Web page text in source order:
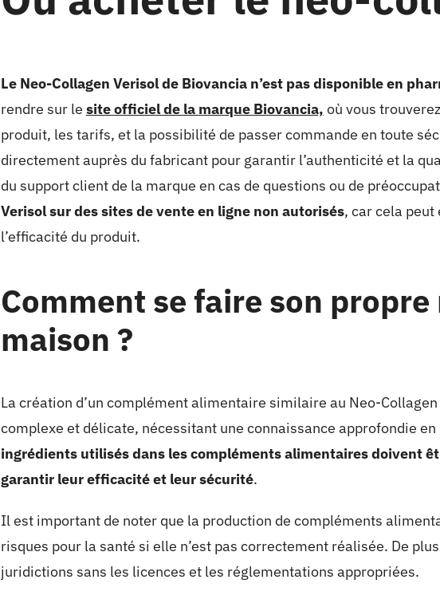
Le Neo-Collagen Verisol de Biovancia n’est pas disponible en
rendre sur le site officiel de la marque Biovancia, où vous
produit, les tarifs, et la possibilité de passer commande en toute
directement auprès du fabricant pour garantir l’authenticité et la
du support client de la marque en cas de questions ou de
Verisol sur des sites de vente en ligne non autorisés, car cela
l’efficacité du produit.
Comment se faire son
maison ?
La création d’un complément alimentaire similaire au Neo-
complexe et délicate, nécessitant une connaissance approfondie
ingrédients utilisés dans les compléments alimentaires doivent
garantir leur efficacité et leur sécurité.
Il est important de noter que la production de compléments
risques pour la santé si elle n’est pas correctement réalisée. De
juridictions sans les licences et les réglementations appropriées.